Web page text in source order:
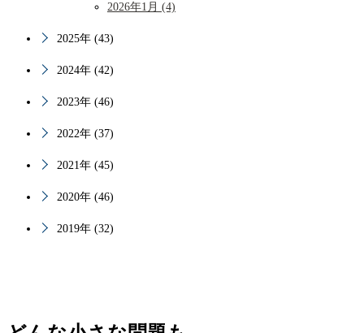
2026年1月 (4)
2025年 (43)
2024年 (42)
2023年 (46)
2022年 (37)
2021年 (45)
2020年 (46)
2019年 (32)